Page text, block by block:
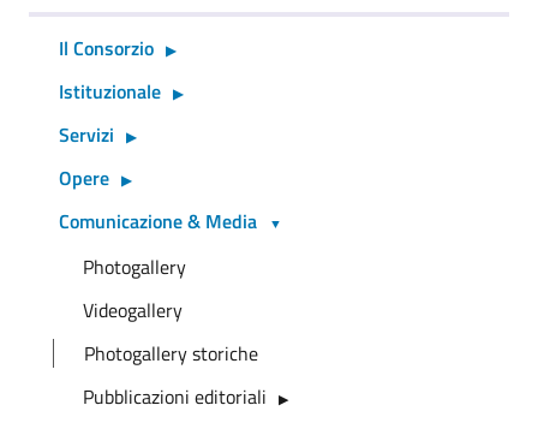
Il Consorzio
Istituzionale
Servizi
Opere
Comunicazione & Media
Photogallery
Videogallery
Photogallery storiche
Pubblicazioni editoriali